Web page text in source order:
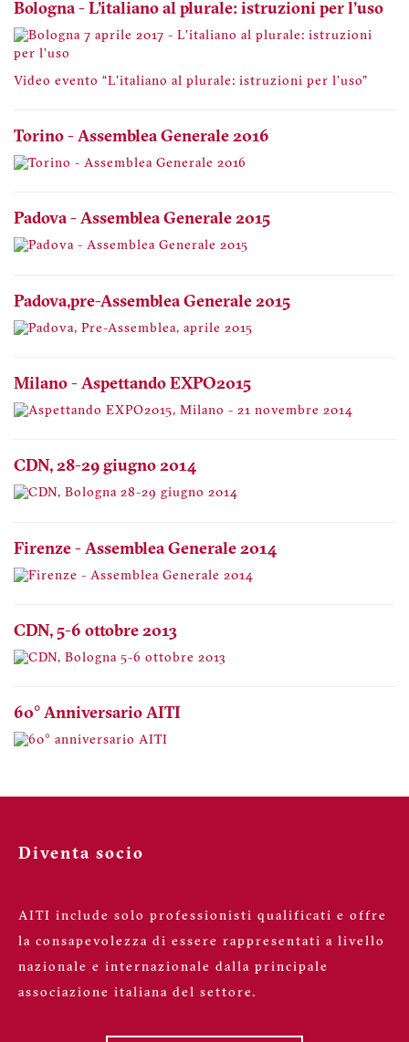
Bologna - L'italiano al plurale: istruzioni per l'uso
Video evento “L'italiano al plurale: istruzioni per l'uso"
Torino - Assemblea Generale 2016
Padova - Assemblea Generale 2015
Padova, pre-Assemblea Generale 2015
Milano - Aspettando EXPO2015
CDN, 28-29 giugno 2014
Firenze - Assemblea Generale 2014
CDN, 5-6 ottobre 2013
60° Anniversario AITI
Diventa socio
AITI include solo professionisti qualificati e offre
la consapevolezza di essere rappresentati a livello
nazionale e internazionale dalla principale
associazione italiana del settore.